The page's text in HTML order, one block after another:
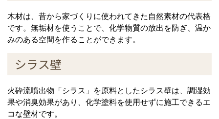
木材は、昔から家づくりに使われてきた自然素材の代表格
です。無垢材を使うことで、化学物質の放出を防ぎ、温か
みのある空間を作ることができます。
シラス壁
火砕流噴出物「シラス」を原料としたシラス壁は、調湿効
果や消臭効果があり、化学塗料を使用せずに施工できるエ
コな壁材です。